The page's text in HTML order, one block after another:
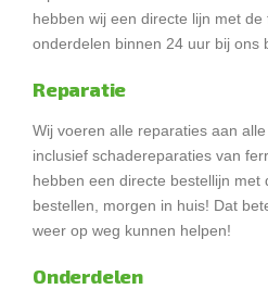
hebben wij een directe lijn met
onderdelen binnen 24 uur bij ons
Reparatie
Wij voeren alle reparaties aan
inclusief schadereparaties van
hebben een directe bestellijn met
bestellen, morgen in huis! Dat
weer op weg kunnen helpen!
Onderdelen